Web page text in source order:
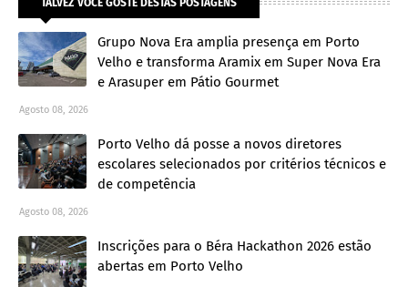
TALVEZ VOCÊ GOSTE DESTAS POSTAGENS
Grupo Nova Era amplia presença em Porto
Velho e transforma Aramix em Super Nova Era
e Arasuper em Pátio Gourmet
Agosto 08, 2026
Porto Velho dá posse a novos diretores
escolares selecionados por critérios técnicos e
de competência
Agosto 08, 2026
Inscrições para o Béra Hackathon 2026 estão
abertas em Porto Velho